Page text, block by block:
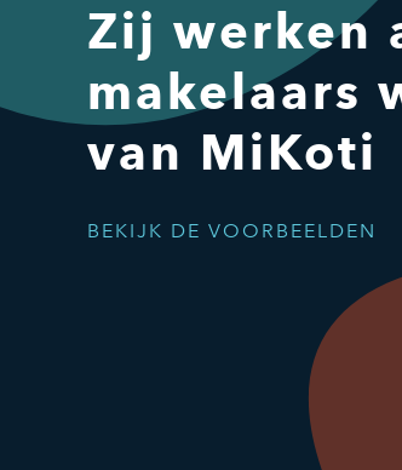
Zij werken
makelaars
van MiKoti
BEKIJK DE VOORBEELDEN